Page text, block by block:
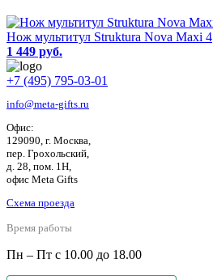
Нож мультитул Struktura Nova Maxi 4
1 449 руб.
+7 (495) 795-03-01
info@meta-gifts.ru
Офис:
129090, г. Москва,
пер. Грохольский,
д. 28, пом. 1Н,
офис Meta Gifts
Схема проезда
Время работы
Пн – Пт с 10.00 до 18.00